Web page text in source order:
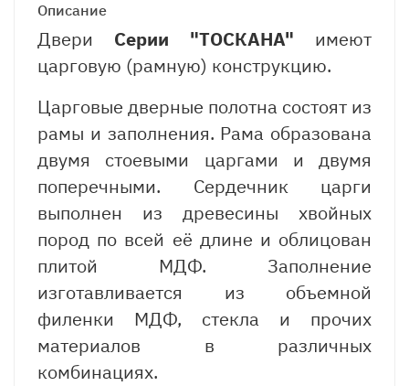
Описание
Двери Серии "ТОСКАНА" имеют
царговую (рамную) конструкцию.
Царговые дверные полотна состоят из
рамы и заполнения. Рама образована
двумя стоевыми царгами и двумя
поперечными. Сердечник царги
выполнен из древесины хвойных
пород по всей её длине и облицован
плитой МДФ. Заполнение
изготавливается из объемной
филенки МДФ, стекла и прочих
материалов в различных
комбинациях.